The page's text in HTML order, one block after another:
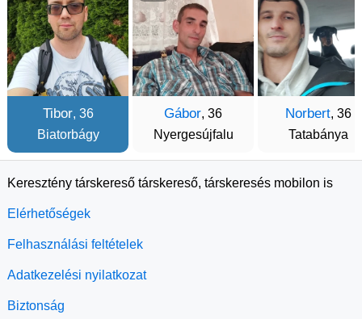
Tibor, 36
Biatorbágy
Gábor, 36
Nyergesújfalu
Norbert, 36
Tatabánya
Keresztény társkereső társkereső, társkeresés mobilon is
Elérhetőségek
Felhasználási feltételek
Adatkezelési nyilatkozat
Biztonság